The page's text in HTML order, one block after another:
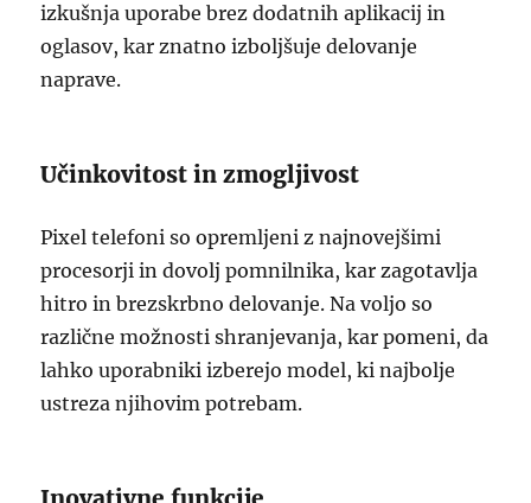
izkušnja uporabe brez dodatnih aplikacij in
oglasov, kar znatno izboljšuje delovanje
naprave.
Učinkovitost in zmogljivost
Pixel telefoni so opremljeni z najnovejšimi
procesorji in dovolj pomnilnika, kar zagotavlja
hitro in brezskrbno delovanje. Na voljo so
različne možnosti shranjevanja, kar pomeni, da
lahko uporabniki izberejo model, ki najbolje
ustreza njihovim potrebam.